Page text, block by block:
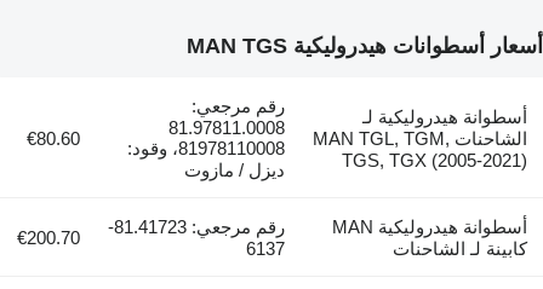
أسعار أسطوانات هيدروليكية MAN TGS
أسطوانة هيدروليكية لـ
الشاحنات MAN TGL, TGM,
TGS, TGX (2005-2021)
رقم مرجعي:
81.97811.0008
81978110008، وقود:
ديزل / مازوت
€80.60
أسطوانة هيدروليكية MAN
كابينة لـ الشاحنات
رقم مرجعي: 81.41723-
6137
€200.70